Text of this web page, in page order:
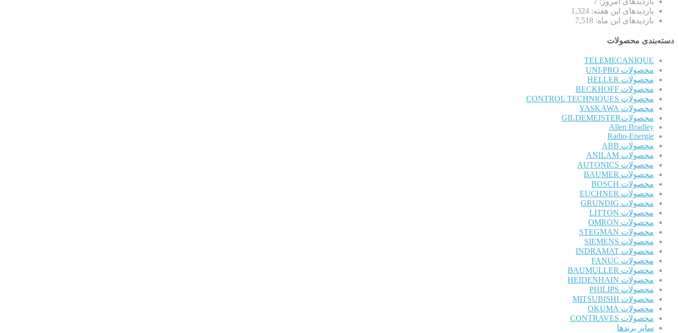
بازدیدهای این هفته: 1,324
بازدیدهای این ماه: 7,518
دسته‌بندی محصولات
TELEMECANIQUE
محصولات UNI-PRO
محصولات HELLER
محصولات BECKHOFF
محصولات CONTROL TECHNIQUES
محصولات YASKAWA
محصولاتGILDEMEISTER
Allen Bradley
Radio-Energie
محصولات ABB
محصولات ANILAM
محصولات AUTONICS
محصولات BAUMER
محصولات BOSCH
محصولات EUCHNER
محصولات GRUNDIG
محصولات LITTON
محصولات OMRON
محصولات STEGMAN
محصولات SIEMENS
محصولات INDRAMAT
محصولات FANUC
محصولات BAUMULLER
محصولات HEIDENHAIN
محصولات PHILIPS
محصولات MITSUBISHI
محصولات OKUMA
محصولات CONTRAVES
سایر برندها